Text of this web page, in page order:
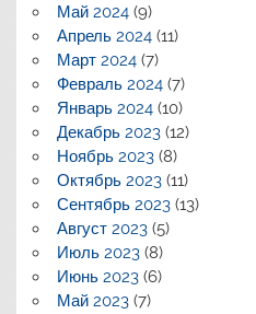
Май 2024(9)
Апрель 2024(11)
Март 2024(7)
Февраль 2024(7)
Январь 2024(10)
Декабрь 2023(12)
Ноябрь 2023(8)
Октябрь 2023(11)
Сентябрь 2023(13)
Август 2023(5)
Июль 2023(8)
Июнь 2023(6)
Май 2023(7)